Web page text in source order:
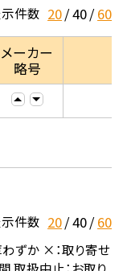
件数 20 40 60
メーカー
略号
件数 20 40 60
ずか ×：取り寄せ